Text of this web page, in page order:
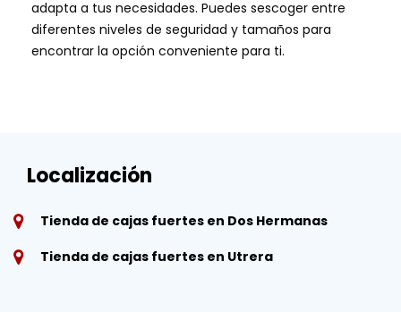
adapta a tus necesidades. Puedes sescoger entre
diferentes niveles de seguridad y tamaños para
encontrar la opción conveniente para ti.
Localización
Tienda de cajas fuertes en Dos Hermanas
Tienda de cajas fuertes en Utrera